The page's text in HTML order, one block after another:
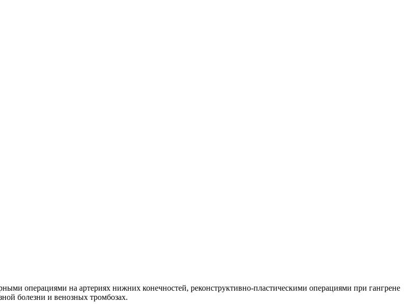
операциями на артериях нижних конечностей, реконструктивно-пластическими операциями при гангрене
болезни и венозных тромбозах.